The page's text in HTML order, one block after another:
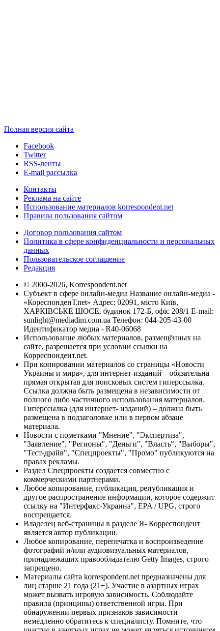
Полная версия сайта
Facebook
Twitter
RSS-ленты
E-mail рассылка
Контакты
Реклама на сайте
Использование материалов korrespondent.net
Правила пользования сайтом
Договор пользования сайтом
Политика в сфере конфиденциальности и персональных
данных
Пользовательское соглашение
Редакция
© 2000-2026, Korrespondent.net
Субъект в сфере онлайн-медиа Название онлайн-медиа -
«КореспонденТ.net» Адрес: 02091, місто Київ,
ХАРКІВСЬКЕ ШОСЕ, будинок 172-Б, офіс 208/1 E-mail:
sunlight@mediadim.com.ua Телефон: 044-205-43-00
Идентификатор медиа - R40-06068
Использование любых материалов, размещённых на
сайте, разрешается при условии ссылки на
Корреспондент.net.
При копировании материалов со страницы «Новости
Украины и мира», для интернет-изданий – обязательна
прямая открытая для поисковых систем гиперссылка.
Ссылка должна быть размещена в независимости от
полного либо частичного использования материалов.
Гиперссылка (для интернет- изданий) – должна быть
размещена в подзаголовке или в первом абзаце
материала.
Новости с пометками "Мнение", "Экспертиза",
"Заявление", "Регионы", "Деньги", "Власть", "Выборы",
"Тест-драйв", "Спецпроекты", "Промо" публикуются на
правах рекламы.
Раздел Спецпроекты создается совместно с
коммерческими партнерами.
Любое копирование, публикация, републикация и
другое распространение информации, которое содержит
ссылку на "Интерфакс-Украина", EPA / UPG, строго
воспрещается.
Владелец веб-страницы в разделе Я- Корреспондент
является автор публикации.
Любое копирование, перепечатка и воспроизведение
фотографий и/или аудиовизуальных материалов,
принадлежащих правообладателю Getty Images, строго
запрещено.
Материалы сайта korrespondent.net предназначены для
лиц старше 21 года (21+). Участие в азартных играх
может вызвать игровую зависимость. Соблюдайте
правила (принципы) ответственной игры. При
обнаружении первых признаков зависимости
немедленно обратитесь к специалисту. Помните, что